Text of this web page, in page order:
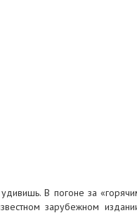
В погоне за
зарубежном